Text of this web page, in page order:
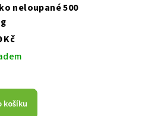
neloupané 500
g
Kč
košíku